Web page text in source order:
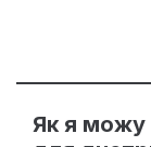
Як я можу